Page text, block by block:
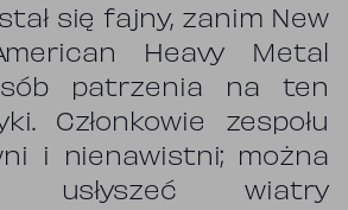
się fajny, zanim New
Heavy Metal
patrzenia na ten
Członkowie zespołu
i nienawistni; można
usłyszeć wiatry